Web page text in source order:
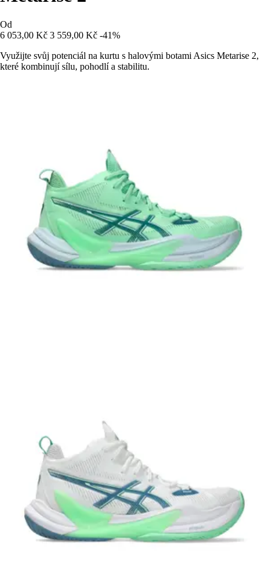
Od
6 053,00 Kč 3 559,00 Kč -41%
Využijte svůj potenciál na kurtu s halovými botami Asics Metarise 2,
které kombinují sílu, pohodlí a stabilitu.